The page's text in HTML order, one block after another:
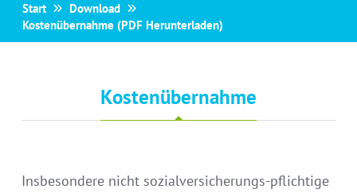
Start
Download
Kostenübernahme (PDF Herunterladen)
Kostenübernahme
Insbesondere nicht sozialversicherungs-pflichtige